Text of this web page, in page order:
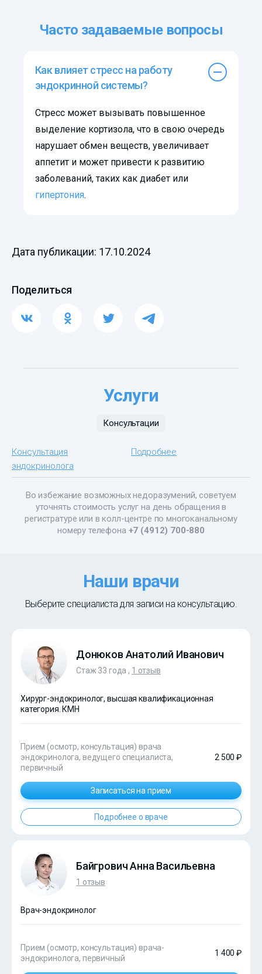
Часто задаваемые вопросы
Как влияет стресс на работу
эндокринной системы?
Стресс может вызывать повышенное
выделение кортизола, что в свою очередь
нарушает обмен веществ, увеличивает
аппетит и может привести к развитию
заболеваний, таких как диабет или
гипертония.
Дата публикации: 17.10.2024
Поделиться
Услуги
Консультации
Консультация
эндокринолога
Подробнее
Во избежание возможных недоразумений, советуем
уточнять стоимость услуг на день обращения в
регистратуре или в колл-центре по многоканальному
номеру телефона +7 (4912) 700-880
Наши врачи
Выберите специалиста для записи на консультацию.
Донюков Анатолий Иванович
Стаж 33 года , 1 отзыв
Хирург-эндокринолог, высшая квалификационная
категория. КМН
Прием (осмотр, консультация) врача
эндокринолога, ведущего специалиста,
первичный
2 500 ₽
Записаться на прием
Подробнее о враче
Байгрович Анна Васильевна
1 отзыв
Врач-эндокринолог
Прием (осмотр, консультация) врача-
эндокринолога, первичный
1 400 ₽